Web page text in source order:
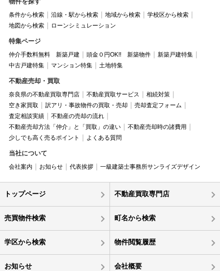
条件から検索 沿線・駅から検索 地域から検索
学校区から検索
地図から検索
ローンシミュレーション
特集ページ
仲介手数料無料 新築戸建 頭金０円OK!! 新築物件
新築戸建特集
中古戸建特集
マンション特集 土地特集
不動産売却・買取
奈良県の不動産買取専門店 不動産買取サービス
相続対策
空き家買取
訳アリ・事故物件の買取・売却
売却査定フォーム
査定相談実績
不動産の売却の流れ
不動産売却方法「仲介」と「買取」の違い
不動産売却時の諸費用
少しでも高く売るポイント
よくある質問
当社について
会社案内 お知らせ 代表挨拶 一級建築士事務所サンライズデザイン
トップページ 不動産買取専門店
売買物件検索 町名から検索
学区から検索 物件閲覧履歴
お知らせ 会社概要